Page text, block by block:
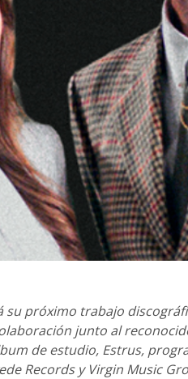
su próximo trabajo
junto al
de estudio, Estrus,
Records y Virgin Music